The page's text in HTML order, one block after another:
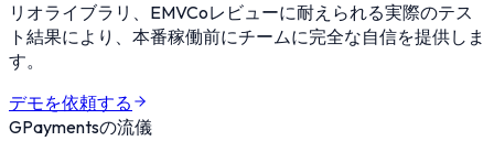
リオライブラリ、EMVCoレビューに耐えられる実際のテス
ト結果により、本番稼働前にチームに完全な自信を提供しま
す。
デモを依頼する
GPaymentsの流儀